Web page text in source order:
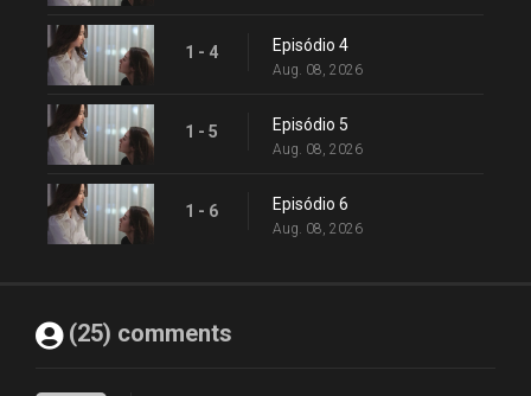
1 - 4 Episódio 4
Aug. 08, 2026
1 - 5 Episódio 5
Aug. 08, 2026
1 - 6 Episódio 6
Aug. 08, 2026
(25) comments